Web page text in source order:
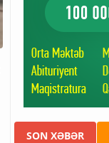
SON XƏBƏR